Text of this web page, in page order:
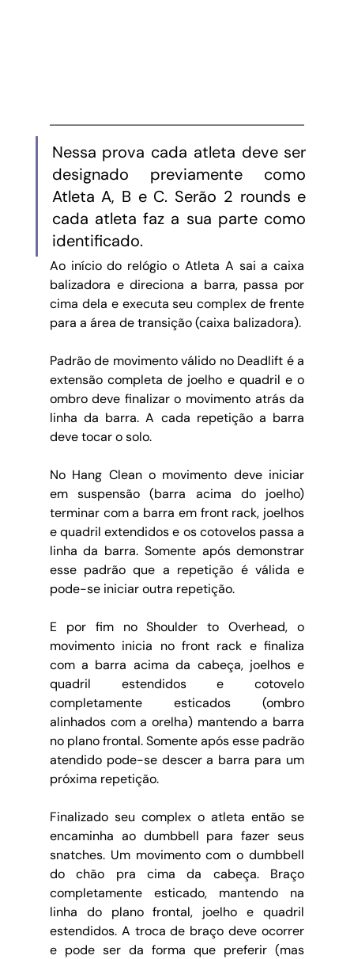
Nessa prova cada atleta deve ser
designado previamente como
Atleta A, B e C. Serão 2 rounds e
cada atleta faz a sua parte como
identificado.
Ao início do relógio o Atleta A sai a caixa
balizadora e direciona a barra, passa por
cima dela e executa seu complex de frente
para a área de transição (caixa balizadora).
Padrão de movimento válido no Deadlift é a
extensão completa de joelho e quadril e o
ombro deve finalizar o movimento atrás da
linha da barra. A cada repetição a barra
deve tocar o solo.
No Hang Clean o movimento deve iniciar
em suspensão (barra acima do joelho)
terminar com a barra em front rack, joelhos
e quadril extendidos e os cotovelos passa a
linha da barra. Somente após demonstrar
esse padrão que a repetição é válida e
pode-se iniciar outra repetição.
E por fim no Shoulder to Overhead, o
movimento inicia no front rack e finaliza
com a barra acima da cabeça, joelhos e
quadril estendidos e cotovelo
completamente esticados (ombro
alinhados com a orelha) mantendo a barra
no plano frontal. Somente após esse padrão
atendido pode-se descer a barra para um
próxima repetição.
Finalizado seu complex o atleta então se
encaminha ao dumbbell para fazer seus
snatches. Um movimento com o dumbbell
do chão pra cima da cabeça. Braço
completamente esticado, mantendo na
linha do plano frontal, joelho e quadril
estendidos. A troca de braço deve ocorrer
e pode ser da forma que preferir (mas